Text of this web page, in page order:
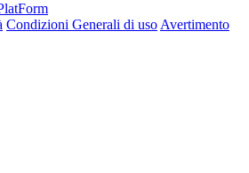
Condizioni Generali di uso Avertimento